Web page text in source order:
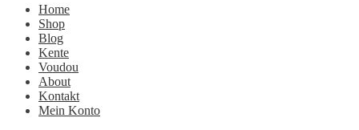
Home
Shop
Blog
Kente
Voudou
About
Kontakt
Mein Konto